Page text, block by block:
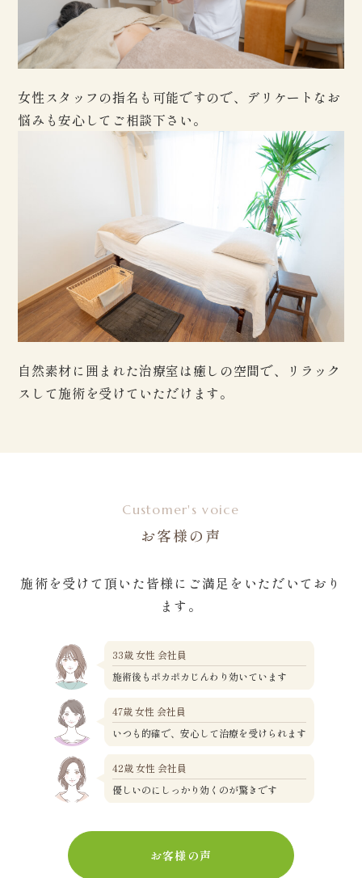
女性スタッフの指名も可能ですので、デリケートなお
悩みも安心してご相談下さい。
自然素材に囲まれた治療室は癒しの空間で、リラック
スして施術を受けていただけます。
Customer's voice
お客様の声
施術を受けて頂いた皆様にご満足をいただいており
ます。
33歳 女性 会社員
施術後もポカポカじんわり効いています
47歳 女性 会社員
いつも的確で、安心して治療を受けられます
42歳 女性 会社員
優しいのにしっかり効くのが驚きです
お客様の声